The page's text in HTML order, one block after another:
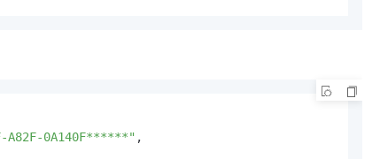
A82F-0A140F******" ,